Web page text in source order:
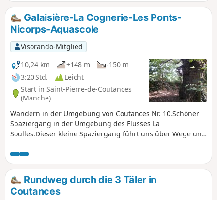
Galaisière-La Cognerie-Les Ponts-
Nicorps-Aquascole
Visorando-Mitglied
10,24 km
+148 m
-150 m
3:20 Std.
Leicht
Start in Saint-Pierre-de-Coutances
(Manche)
Wandern in der Umgebung von Coutances Nr. 10.Schöner
Spaziergang in der Umgebung des Flusses La
Soulles.Dieser kleine Spaziergang führt uns über Wege und
durch das Tal und die Hänge eines der drei Flüsse von
Coutances, La Soulles, in den Gemeinden südöstlich von
Coutances.Die Route führt an sehr schönen Häusern aus
regionalem Naturstein (oder Nebengebäuden ehemaliger
Bauernhöfe) vorbei.
Rundweg durch die 3 Täler in
Coutances